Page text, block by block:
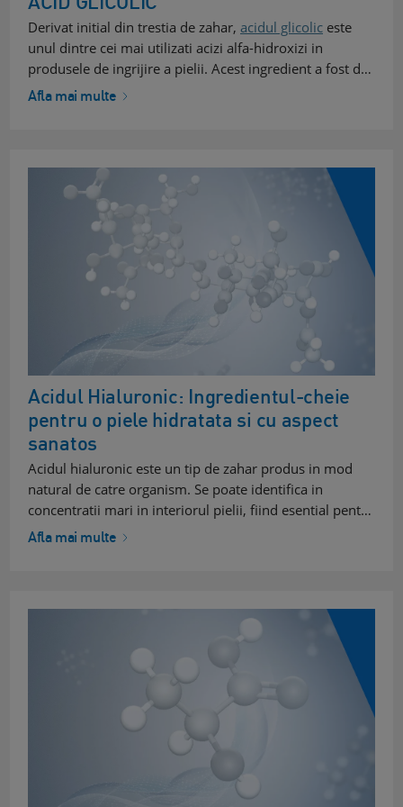
Derivat initial din trestia de zahar, acidul glicolic este
unul dintre cei mai utilizati acizi alfa-hidroxizi in
produsele de ingrijire a pielii. Acest ingredient a fost d…
Afla mai multe
Acidul Hialuronic: Ingredientul-cheie
pentru o piele hidratata si cu aspect
sanatos
Acidul hialuronic este un tip de zahar produs in mod
natural de catre organism. Se poate identifica in
concentratii mari in interiorul pielii, fiind esential pent…
Afla mai multe